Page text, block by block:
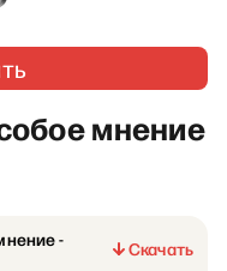
мнение
-
Скачать